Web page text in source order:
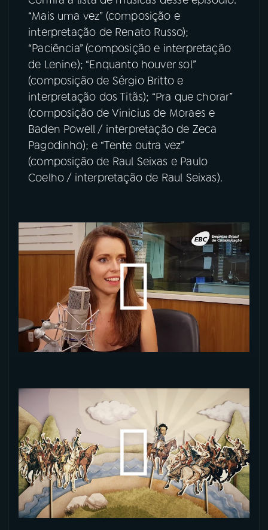
“Mais uma vez” (composição e
interpretação de Renato Russo);
“Paciência” (composição e interpretação
de Lenine); “Enquanto houver sol”
(composição de Sérgio Britto e
interpretação dos Titãs); “Pra que chorar”
(composição de Vinicius de Moraes e
Baden Powell / interpretação de Zeca
Pagodinho); e “Tente outra vez”
(composição de Raul Seixas e Paulo
Coelho / interpretação de Raul Seixas).